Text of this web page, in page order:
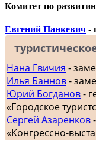
Комитет по
Евгений Панкевич -
Нана Гвичия -
Илья Баннов-
Юрий Богданов-
«Городское
Сергей Азаренков
«Конгрессно-